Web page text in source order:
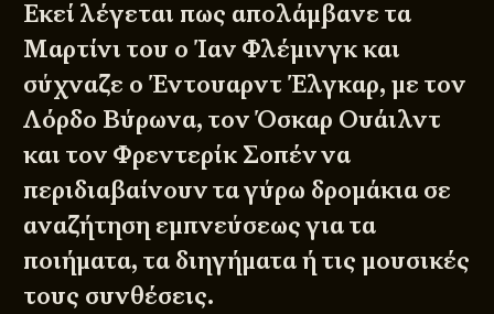
Εκεί λέγεται πως απολάμβανε τα
Μαρτίνι του ο Ίαν Φλέμινγκ και
σύχναζε ο Έντουαρντ Έλγκαρ, με τον
Λόρδο Βύρωνα, τον Όσκαρ Ουάιλντ
και τον Φρεντερίκ Σοπέν να
περιδιαβαίνουν τα γύρω δρομάκια σε
αναζήτηση εμπνεύσεως για τα
ποιήματα, τα διηγήματα ή τις μουσικές
τους συνθέσεις.